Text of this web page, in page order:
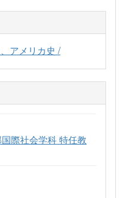
アメリカ史 /
際社会学科 特任教